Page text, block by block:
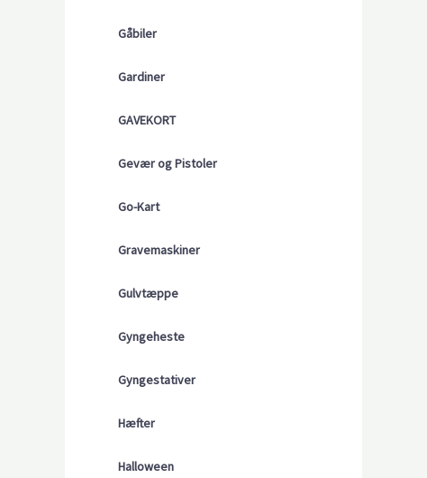
Gåbiler
Gardiner
GAVEKORT
Gevær og Pistoler
Go-Kart
Gravemaskiner
Gulvtæppe
Gyngeheste
Gyngestativer
Hæfter
Halloween